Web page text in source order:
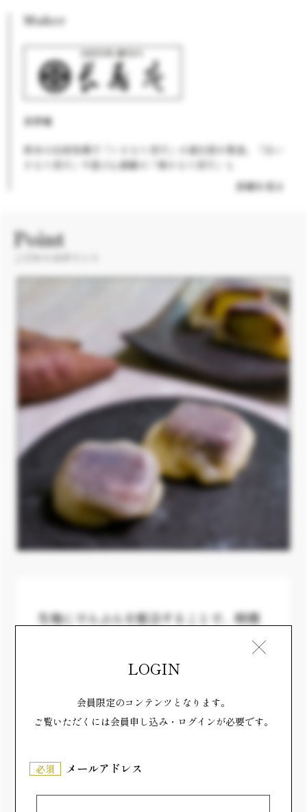
Maker
長寿庵
熊本の伝統和菓子「いきなり団子」の進化版を製造。「白い
きなり団子」や遊び心満載の「焼きなり団子」も
詳細を見る
Point
生地にでんぷんを配合することで、時間
さつまいもは、季節ごとに味わいが少し変化する食物
です。年間を通して美味しい状態を食べていただきた
いと思い、季節に合わせて、生地や餡の配合を調整し
が、冷えると固くなってしまいます。そこで長寿庵で
は生地にでんぷんを配合。この特別なノウハウによ
LOGIN
会員限定のコンテンツとなります。
ご覧いただくには会員申し込み・ログインが必要です。
必須 メールアドレス